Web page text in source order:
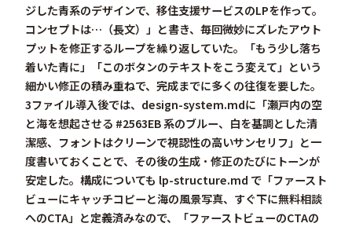
ジした青系のデザインで、移住支援サービスのLPを作って。
コンセプトは…（長文）」と書き、毎回微妙にズレたアウト
プットを修正するループを繰り返していた。「もう少し落ち
着いた青に」「このボタンのテキストをこう変えて」という
細かい修正の積み重ねで、完成までに多くの往復を要した。
3ファイル導入後では、design-system.mdに「瀬戸内の空
と海を想起させる #2563EB 系のブルー、白を基調とした清
潔感、フォントはクリーンで視認性の高いサンセリフ」と一
度書いておくことで、その後の生成・修正のたびにトーンが
安定した。構成についても lp-structure.md で「ファースト
ビューにキャッチコピーと海の風景写真、すぐ下に無料相談
へのCTA」と定義済みなので、「ファーストビューのCTAの